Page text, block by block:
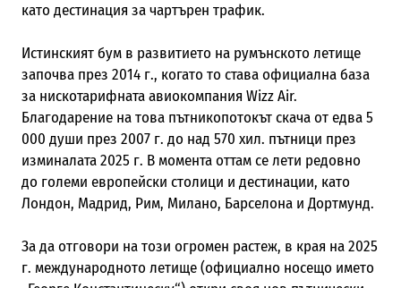
като дестинация за чартърен трафик.
Истинският бум в развитието на румънското летище
започва през 2014 г., когато то става официална база
за нискотарифната авиокомпания Wizz Air.
Благодарение на това пътникопотокът скача от едва 5
000 души през 2007 г. до над 570 хил. пътници през
изминалата 2025 г. В момента оттам се лети редовно
до големи европейски столици и дестинации, като
Лондон, Мадрид, Рим, Милано, Барселона и Дортмунд.
За да отговори на този огромен растеж, в края на 2025
г. международното летище (официално носещо името